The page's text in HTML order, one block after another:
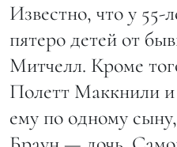
Известно, что у 55-
пятеро детей от
Митчелл. Кроме
Полетт Маккнили
ему по одному